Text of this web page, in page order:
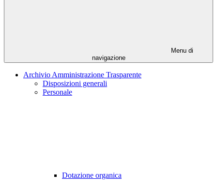
Menu di
navigazione
Archivio Amministrazione Trasparente
Disposizioni generali
Personale
Dotazione organica